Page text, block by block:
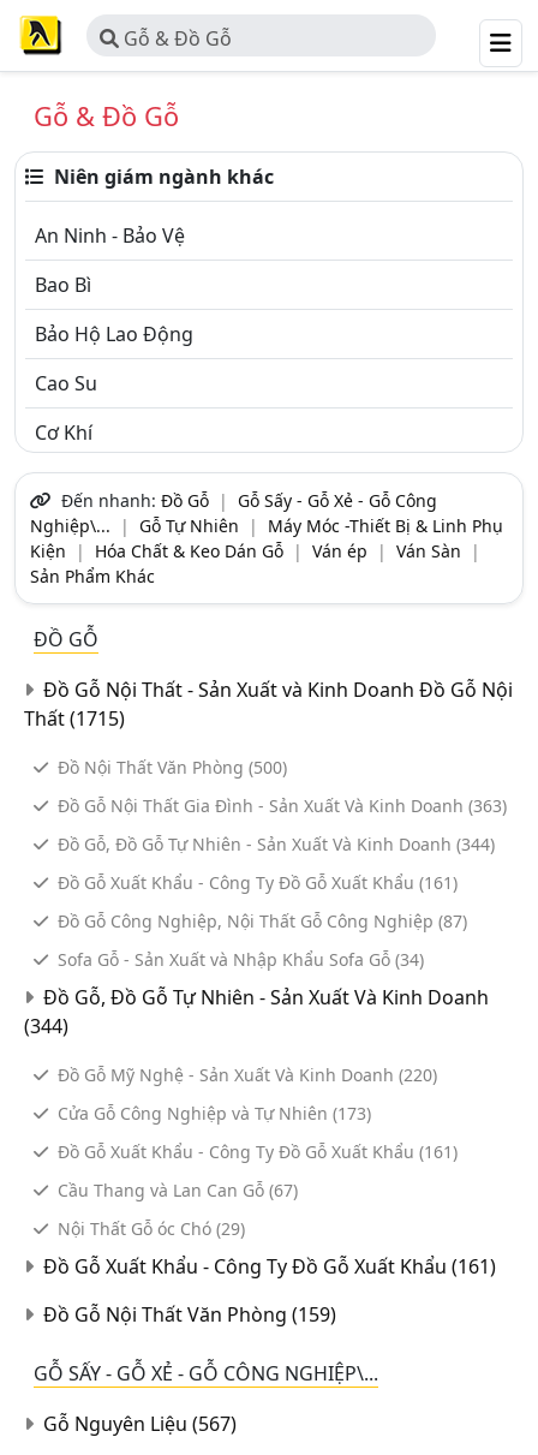
Gỗ & Đồ Gỗ
Gỗ & Đồ Gỗ
Niên giám ngành khác
An Ninh - Bảo Vệ
Bao Bì
Bảo Hộ Lao Động
Cao Su
Cơ Khí
Công Nghiệp - Thiết Bị
Điện & Thiết Bị Điện
Điện Lạnh
Đồ Gia Dụng
Doanh Nghiệp Cần Dùng
Du Lịch
Vận Tải - Giao Nhận
Gỗ & Đồ Gỗ
Hóa Chất
In Ấn & Thiết Kế
May Mặc
Máy Móc
Môi Trường
Nhựa - Sản Phẩm Nhựa
Nội Thất
Nông Nghiệp
Ô Tô - Xe Máy
Quà Tặng
Quảng Cáo
Đến nhanh: Đồ Gỗ |
Gỗ Sấy - Gỗ Xẻ - Gỗ Công
Nghiệp\...
| Gỗ Tự Nhiên |
Máy Móc -Thiết Bị & Linh Phụ
Kiện
| Hóa Chất & Keo Dán Gỗ | Ván ép | Ván Sàn
|
Sản Phẩm Khác
ĐỒ GỖ
Đồ Gỗ Nội Thất - Sản Xuất và Kinh Doanh Đồ Gỗ Nội
Thất(1715)
Đồ Nội Thất Văn Phòng (500)
Đồ Gỗ Nội Thất Gia Đình - Sản Xuất Và Kinh Doanh (363)
Đồ Gỗ, Đồ Gỗ Tự Nhiên - Sản Xuất Và Kinh Doanh (344)
Đồ Gỗ Xuất Khẩu - Công Ty Đồ Gỗ Xuất Khẩu (161)
Đồ Gỗ Công Nghiệp, Nội Thất Gỗ Công Nghiệp (87)
Sofa Gỗ - Sản Xuất và Nhập Khẩu Sofa Gỗ (34)
Đồ Gỗ, Đồ Gỗ Tự Nhiên - Sản Xuất Và Kinh Doanh
(344)
Đồ Gỗ Mỹ Nghệ - Sản Xuất Và Kinh Doanh (220)
Cửa Gỗ Công Nghiệp và Tự Nhiên (173)
Đồ Gỗ Xuất Khẩu - Công Ty Đồ Gỗ Xuất Khẩu (161)
Cầu Thang và Lan Can Gỗ (67)
Nội Thất Gỗ óc Chó (29)
Đồ Gỗ Xuất Khẩu - Công Ty Đồ Gỗ Xuất Khẩu (161)
Đồ Gỗ Nội Thất Văn Phòng (159)
GỖ SẤY - GỖ XẺ - GỖ CÔNG NGHIỆP\...
Gỗ Nguyên Liệu (567)